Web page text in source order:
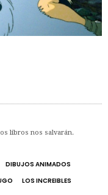
libros nos salvarán.
DIBUJOS ANIMADOS
LOS INCREIBLES